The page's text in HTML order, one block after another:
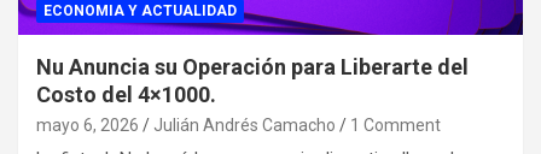
ECONOMIA Y ACTUALIDAD
Nu Anuncia su Operación para Liberarte del
Costo del 4×1000.
mayo 6, 2026 Julián Andrés Camacho 1 Comment